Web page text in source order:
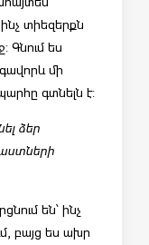
տիեզերքն
Գնում ես
մի
գտնելն է:
ձեր
են՝ ինչ
բայց ես ախր